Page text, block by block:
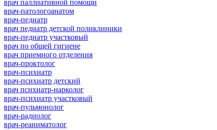
врач паллиативной помощи
врач-патологоанатом
врач-педиатр
врач педиатр детской поликлиники
врач-педиатр участковый
врач по общей гигиене
врач приемного отделения
врач-проктолог
врач-психиатр
врач-психиатр детский
врач психиатр-нарколог
врач-психиатр участковый
врач-пульмонолог
врач-радиолог
врач-реаниматолог